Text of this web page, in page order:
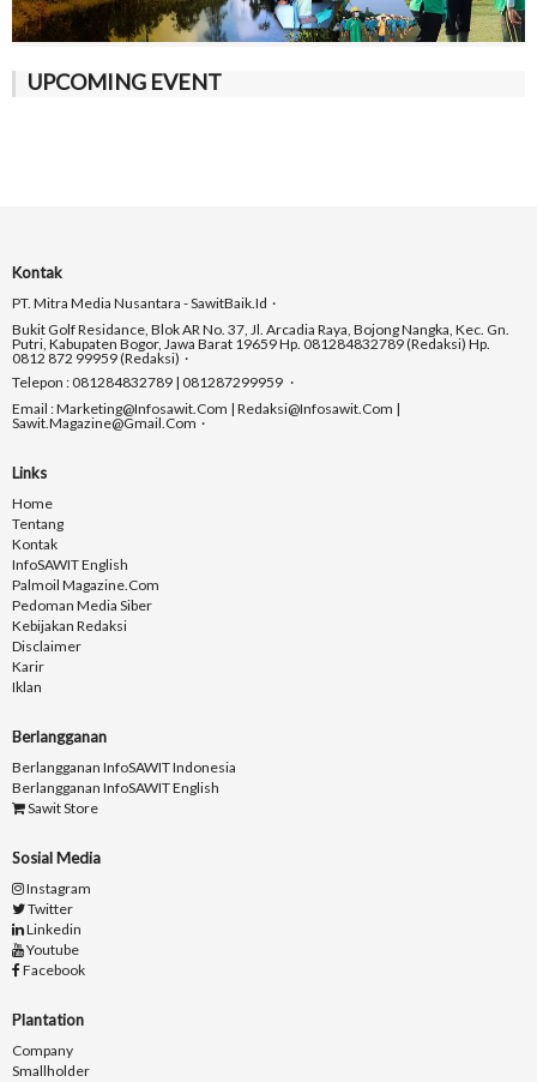
UPCOMING EVENT
Kontak
PT. Mitra Media Nusantara - SawitBaik.id
Bukit Golf Residance, Blok AR No. 37, Jl. Arcadia Raya, Bojong Nangka, Kec. Gn.
Putri, Kabupaten Bogor, Jawa Barat 19659 Hp. 081284832789 (Redaksi) Hp.
0812 872 99959 (Redaksi)
Telepon : 081284832789 | 081287299959
Email : Marketing@infosawit.com | Redaksi@infosawit.com |
Sawit.magazine@gmail.com
Links
Home
Tentang
Kontak
InfoSAWIT English
Palmoil Magazine.com
Pedoman Media Siber
Kebijakan Redaksi
Disclaimer
Karir
Iklan
Berlangganan
Berlangganan InfoSAWIT Indonesia
Berlangganan InfoSAWIT English
Sawit Store
Sosial Media
Instagram
Twitter
Linkedin
Youtube
Facebook
Plantation
Company
Smallholder